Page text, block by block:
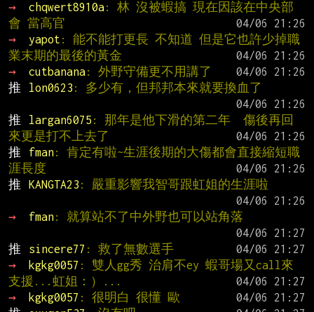
→
chqwert8910a: 林 沒被蝦搞 現在因該在中央部
會 當高官
→
yapot : 能不能打更長 不知道 但是它也許少掉職
業末期的最後的黃金
→
cutbanana: 外野守備更不用講了
推
lon0623 : 多少有，但邦邦本來就要換血了
推
largan6075 : 那年是他下滑的第二年  傷後再回
來更是打不上去了
推
fman: 肯定有啦~生涯後期的大傷都會直接縮短職
涯長度
推
KANGTA23 : 嚴重影響我智哥跟虹姐的生涯啦
→
fman: 就算站不了中外野也可以站角落
推
sincere77 : 救了無數選手
→
kgkg0057 : 雙人gg秀 治肩不ey 蝦哥場又call來
支援...虹姐：）...
→
kgkg0057 : 很明白 很懂 歐